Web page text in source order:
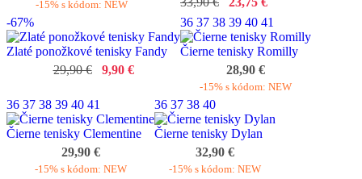
-15% s kódom: NEW
-67%
Zlaté ponožkové tenisky Fandy
29,90 €
9,90 €
36 37 38 39 40 41
Čierne tenisky Romilly
28,90 €
-15% s kódom: NEW
36 37 38 39 40 41
Čierne tenisky Clementine
29,90 €
-15% s kódom: NEW
36 37 38 40
Čierne tenisky Dylan
32,90 €
-15% s kódom: NEW